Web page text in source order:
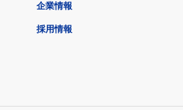
企業情報
採用情報